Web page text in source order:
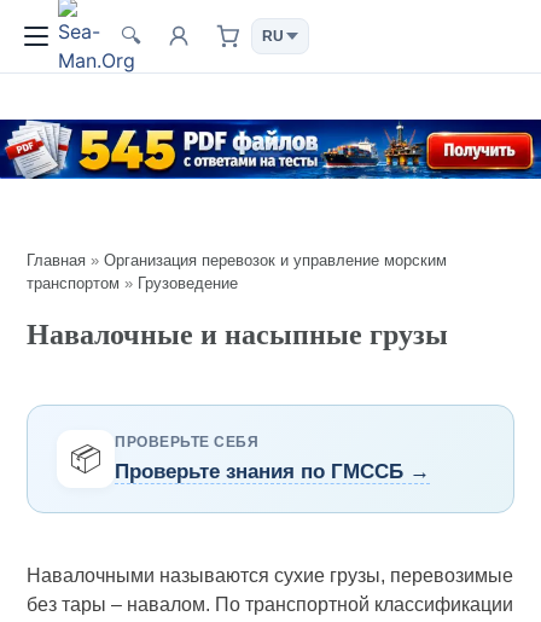
🔍
Главная »Организация перевозок и управление морским
транспортом » Грузоведение
Навалочные и насыпные грузы
📦 ПРОВЕРЬТЕ СЕБЯ
Проверьте знания по ГМССБ →
Навалочными называются сухие грузы, перевозимые
без тары – навалом. По транспортной классификации